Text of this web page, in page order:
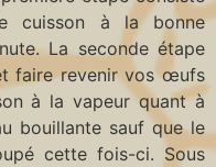
cuisson à la bonne
La seconde étape
faire revenir vos œufs
à la vapeur quant à
bouillante sauf que le
cette fois-ci. Sous